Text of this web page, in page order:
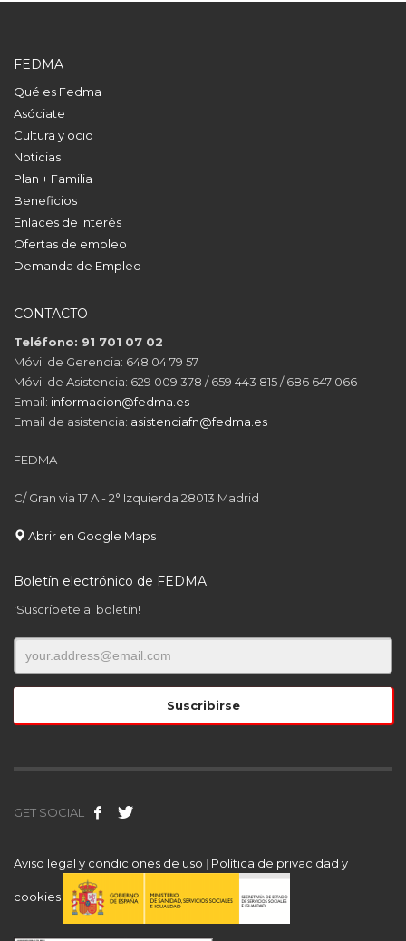
FEDMA
Qué es Fedma
Asóciate
Cultura y ocio
Noticias
Plan + Familia
Beneficios
Enlaces de Interés
Ofertas de empleo
Demanda de Empleo
CONTACTO
Teléfono: 91 701 07 02
Móvil de Gerencia: 648 04 79 57
Móvil de Asistencia: 629 009 378 / 659 443 815 / 686 647 066
Email: informacion@fedma.es
Email de asistencia: asistenciafn@fedma.es
FEDMA
C/ Gran via 17 A - 2° Izquierda 28013 Madrid
Abrir en Google Maps
Boletín electrónico de FEDMA
¡Suscríbete al boletín!
GET SOCIAL
Aviso legal y condiciones de uso | Política de privacidad y
cookies